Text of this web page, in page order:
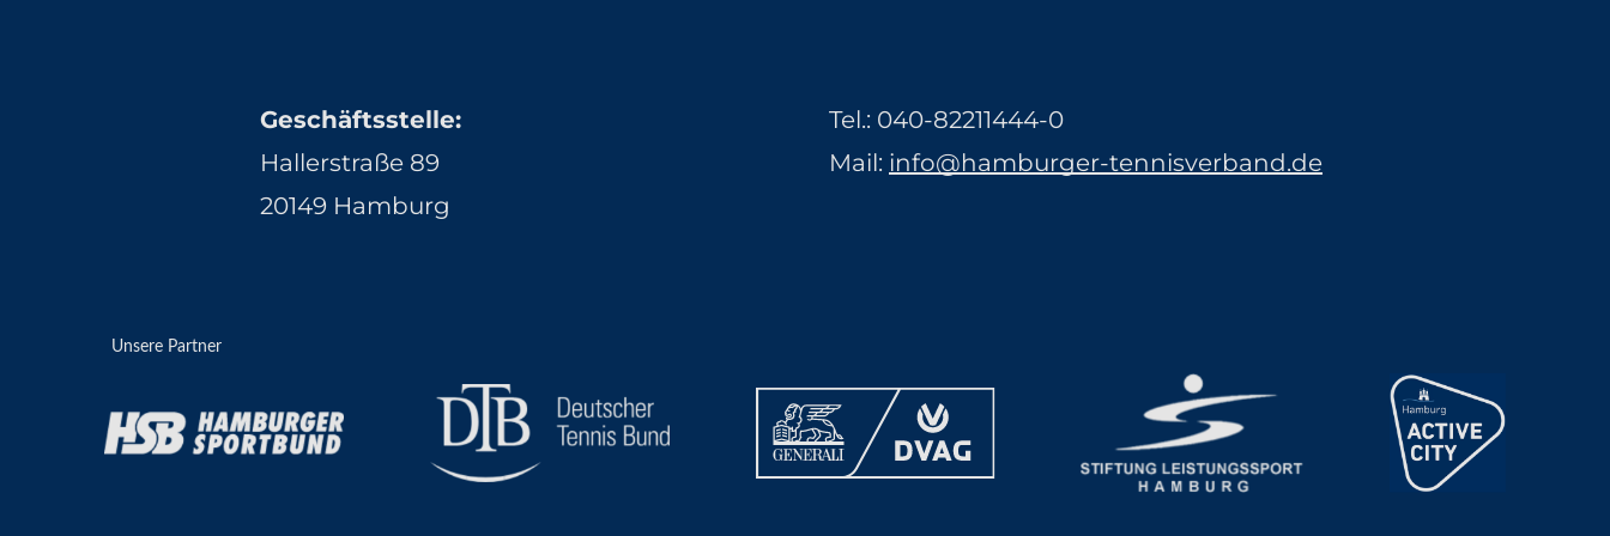
Geschäftsstelle:
Hallerstraße 89
20149 Hamburg
Tel.: 040-82211444-0
Mail: info@hamburger-tennisverband.de
Unsere Partner